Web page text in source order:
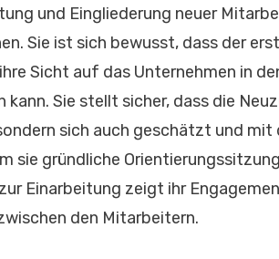
und Eingliederung neuer
Sie ist sich bewusst, dass der
Sicht auf das Unternehmen in
kann. Sie stellt sicher, dass die
sich auch geschätzt und mit
sie gründliche
Einarbeitung zeigt ihr
den Mitarbeitern.